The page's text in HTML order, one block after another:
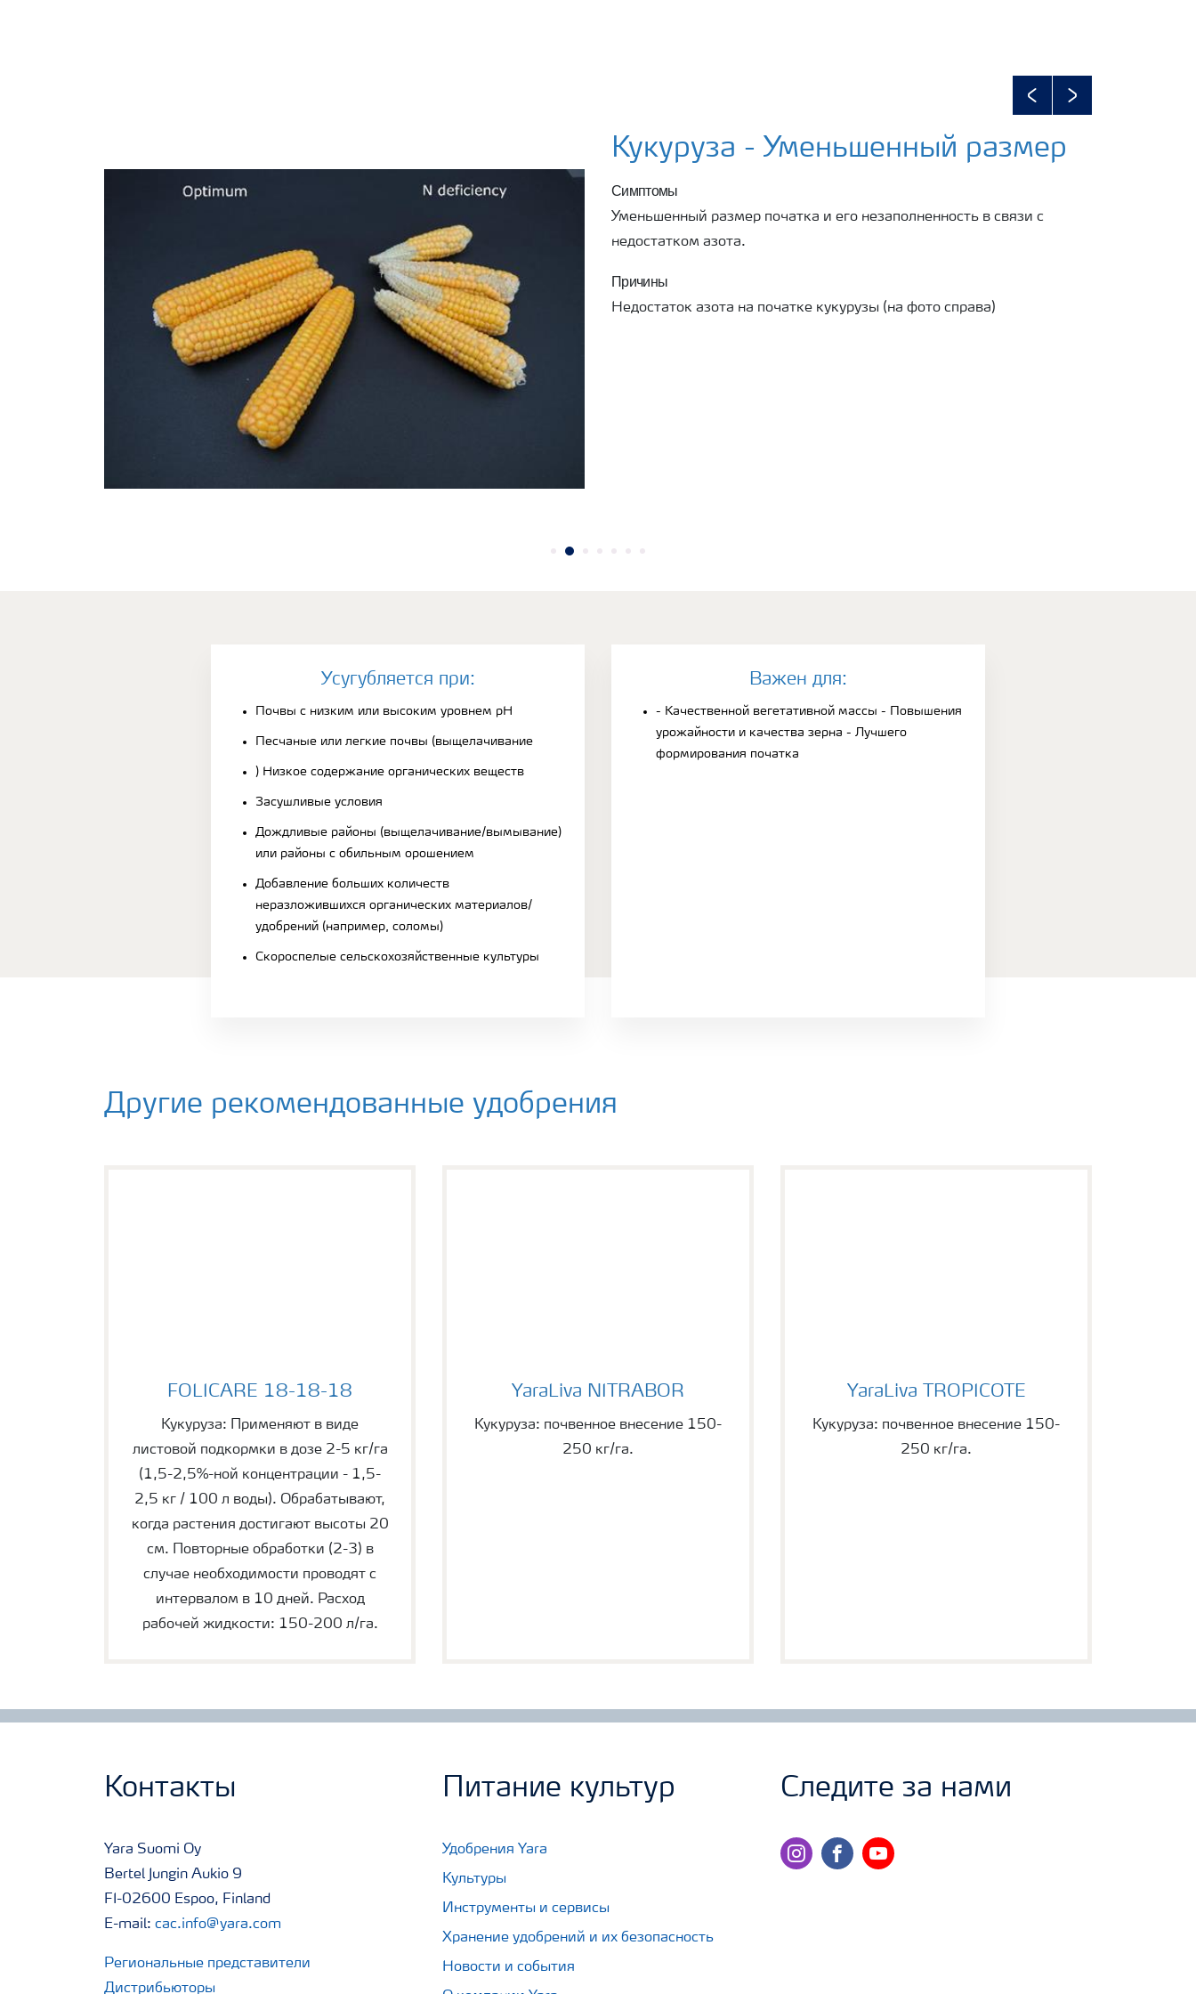
PreviousNext
Кукуруза - Уменьшенный размер
Симптомы
Уменьшенный размер початка и его незаполненность в связи с
недостатком азота.
Причины
Недостаток азота на початке кукурузы (на фото справа)
Усугубляется при:
Почвы с низким или высоким уровнем рН
Песчаные или легкие почвы (выщелачивание
) Низкое содержание органических веществ
Засушливые условия
Дождливые районы (выщелачивание/вымывание)
или районы с обильным орошением
Добавление больших количеств
неразложившихся органических материалов/
удобрений (например, соломы)
Скороспелые сельскохозяйственные культуры
Bажен для:
- Качественной вегетативной массы - Повышения
урожайности и качества зерна - Лучшего
формирования початка
Другие рекомендованные удобрения
FOLICARE 18-18-18
Кукуруза: Применяют в виде
листовой подкормки в дозе 2-5 кг/га
(1,5-2,5%-ной концентрации - 1,5-
2,5 кг / 100 л воды). Обрабатывают,
когда растения достигают высоты 20
см. Повторные обработки (2-3) в
случае необходимости проводят с
интервалом в 10 дней. Расход
рабочей жидкости: 150-200 л/га.
YaraLiva NITRABOR
Кукуруза: почвенное внесение 150-
250 кг/га.
YaraLiva TROPICOTE
Кукуруза: почвенное внесение 150-
250 кг/га.
Контакты
Yara Suomi Oy
Bertel Jungin Aukio 9
FI-02600 Espoo, Finland
E-mail: cac.info@yara.com
Региональные представители
Дистрибьюторы
Питание культур
Удобрения Yara
Культуры
Инструменты и сервисы
Хранение удобрений и их безопасность
Новости и события
Следите за нами
instagramfacebookyoutube